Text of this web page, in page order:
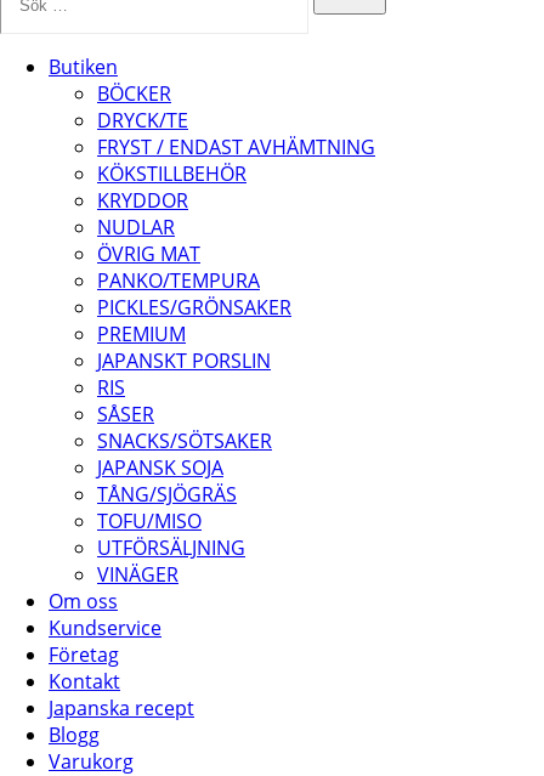
Butiken
BÖCKER
DRYCK/TE
FRYST / ENDAST AVHÄMTNING
KÖKSTILLBEHÖR
KRYDDOR
NUDLAR
ÖVRIG MAT
PANKO/TEMPURA
PICKLES/GRÖNSAKER
PREMIUM
JAPANSKT PORSLIN
RIS
SÅSER
SNACKS/SÖTSAKER
JAPANSK SOJA
TÅNG/SJÖGRÄS
TOFU/MISO
UTFÖRSÄLJNING
VINÄGER
Om oss
Kundservice
Företag
Kontakt
Japanska recept
Blogg
Varukorg